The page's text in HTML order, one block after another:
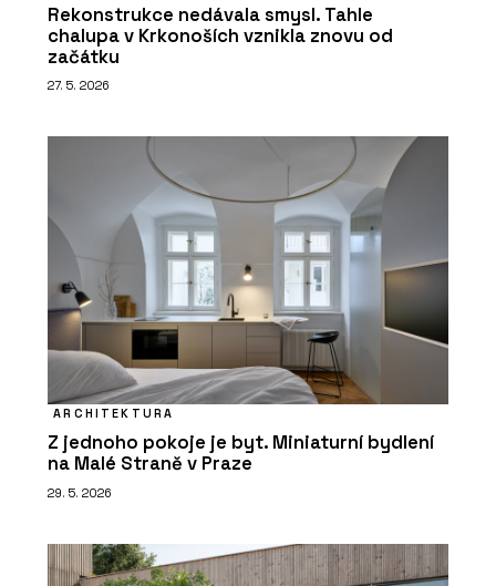
Rekonstrukce nedávala smysl. Tahle
chalupa v Krkonoších vznikla znovu od
začátku
27. 5. 2026
ARCHITEKTURA
Z jednoho pokoje je byt. Miniaturní bydlení
na Malé Straně v Praze
29. 5. 2026